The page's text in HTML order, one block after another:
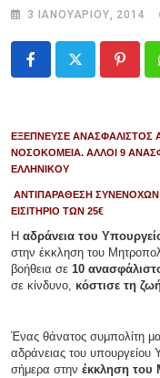
3 ΙΑΝΟΥΑΡΊΟΥ, 2014
ΕΞΕΠΝΕΥΣΕ ΑΝΑΣΦΑΛΙΣΤΟΣ
ΝΟΣΟΚΟΜΕΙΑ. ΑΛΛΟΙ 9
ΕΛΛΗΝΙΚΟΥ
ΑΝΤΙΠΑΡΑΘΕΣΗ
ΕΙΣΙΤΗΡΙΟ ΤΩΝ 25€
Η αδράνεια του
στην έκκληση του
βοήθεια σε 10
σε κίνδυνο, κόστισε τη
Ένας θάνατος συμπολίτη
αδράνειας του υπουργείου
σήμερα στην έκκληση του